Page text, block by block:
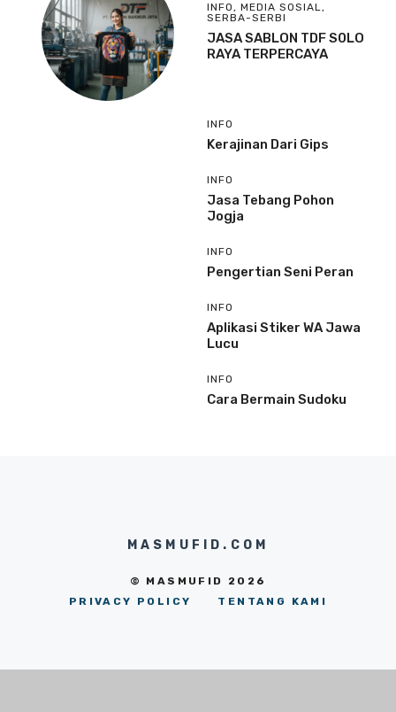
INFO, MEDIA SOSIAL,
SERBA-SERBI
JASA SABLON TDF S0LO
RAYA TERPERCAYA
INFO
Kerajinan Dari Gips
INFO
Jasa Tebang Pohon
Jogja
INFO
Pengertian Seni Peran
INFO
Aplikasi Stiker WA Jawa
Lucu
INFO
Cara Bermain Sudoku
MASMUFID.COM
© MASMUFID 2026
PRIVACY POLICY
TENTANG KAMI